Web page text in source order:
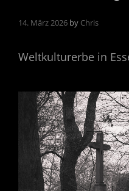
14. März 2026 by Chris
Weltkulturerbe in